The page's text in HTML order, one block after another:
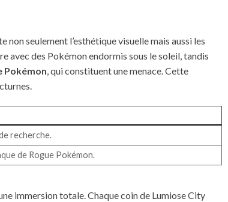
seulement l’esthétique visuelle mais aussi les
avec des Pokémon endormis sous le soleil, tandis
Pokémon, qui constituent une menace. Cette
recherche.
de Rogue Pokémon.
immersion totale. Chaque coin de Lumiose City